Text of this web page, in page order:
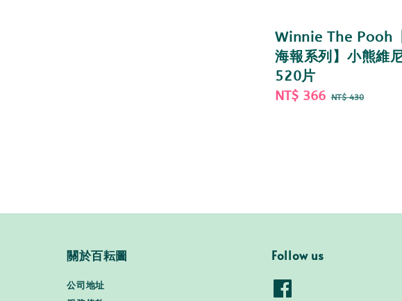
Winnie The Pooh
海報系列】小熊維
520片
Sale
NT$ 366 Regular
NT$ 430
關於百耘圖
公司地址
Follow us